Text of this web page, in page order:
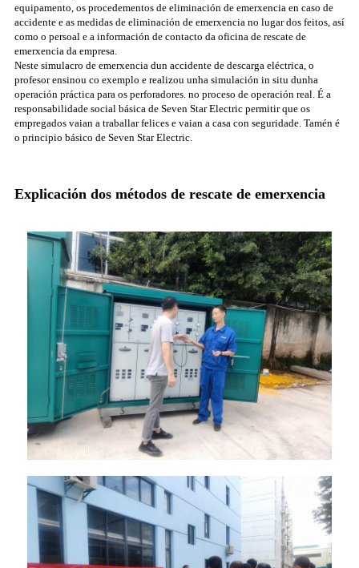
equipamento, os procedementos de eliminación de emerxencia en caso de
accidente e as medidas de eliminación de emerxencia no lugar dos feitos, así
como o persoal e a información de contacto da oficina de rescate de
emerxencia da empresa.
Neste simulacro de emerxencia dun accidente de descarga eléctrica, o
profesor ensinou co exemplo e realizou unha simulación in situ dunha
operación práctica para os perforadores. no proceso de operación real. É a
responsabilidade social básica de Seven Star Electric permitir que os
empregados vaian a traballar felices e vaian a casa con seguridade. Tamén é
o principio básico de Seven Star Electric.
Explicación dos métodos de rescate de emerxencia